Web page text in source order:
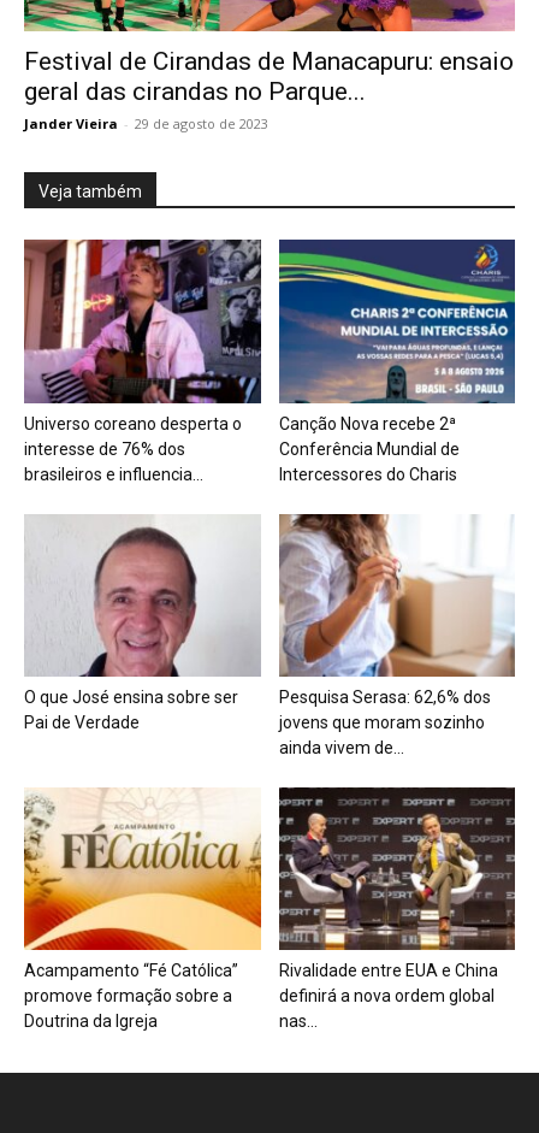
Festival de Cirandas de Manacapuru: ensaio
geral das cirandas no Parque...
Jander Vieira - 29 de agosto de 2023
Veja também
Universo coreano desperta o
interesse de 76% dos
brasileiros e influencia...
Canção Nova recebe 2ª
Conferência Mundial de
Intercessores do Charis
O que José ensina sobre ser
Pai de Verdade
Pesquisa Serasa: 62,6% dos
jovens que moram sozinho
ainda vivem de...
Acampamento “Fé Católica”
promove formação sobre a
Doutrina da Igreja
Rivalidade entre EUA e China
definirá a nova ordem global
nas...